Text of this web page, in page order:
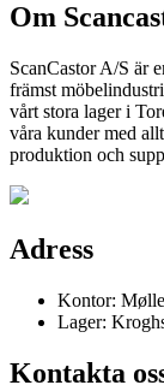
Om
ScanCastor A/S är
främst
vårt stora lager i
våra kunder med
produktion och
Adress
Kontor:
Lager:
Kontakta